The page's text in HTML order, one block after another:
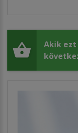
Akik